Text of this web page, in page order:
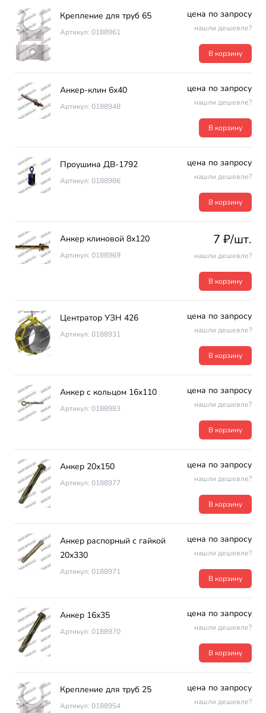
Крепление для труб 65
Артикул: 0188961
цена по запросу
нашли дешевле?
В корзину
Анкер-клин 6х40
Артикул: 0188948
цена по запросу
нашли дешевле?
В корзину
Проушина ДВ-1792
Артикул: 0188986
цена по запросу
нашли дешевле?
В корзину
Анкер клиновой 8х120
Артикул: 0188969
7 ₽/шт.
нашли дешевле?
В корзину
Центратор УЗН 426
Артикул: 0188931
цена по запросу
нашли дешевле?
В корзину
Анкер с кольцом 16х110
Артикул: 0188983
цена по запросу
нашли дешевле?
В корзину
Анкер 20х150
Артикул: 0188977
цена по запросу
нашли дешевле?
В корзину
Анкер распорный с гайкой
20х330
Артикул: 0188971
цена по запросу
нашли дешевле?
В корзину
Анкер 16х35
Артикул: 0188970
цена по запросу
нашли дешевле?
В корзину
Крепление для труб 25
Артикул: 0188954
цена по запросу
нашли дешевле?